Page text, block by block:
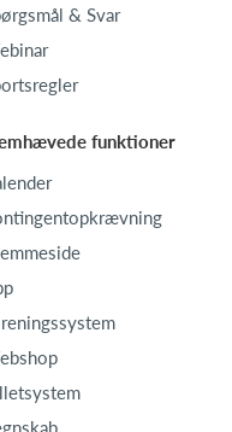
& Svar
funktioner